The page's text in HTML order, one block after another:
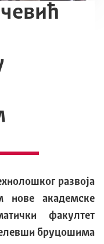
развоја
нове академске
факултет
бруцошима